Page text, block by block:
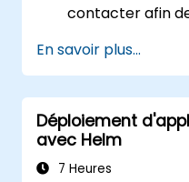
contacter afin
En savoir plus...
Déploiement
avec Helm
7 Heures